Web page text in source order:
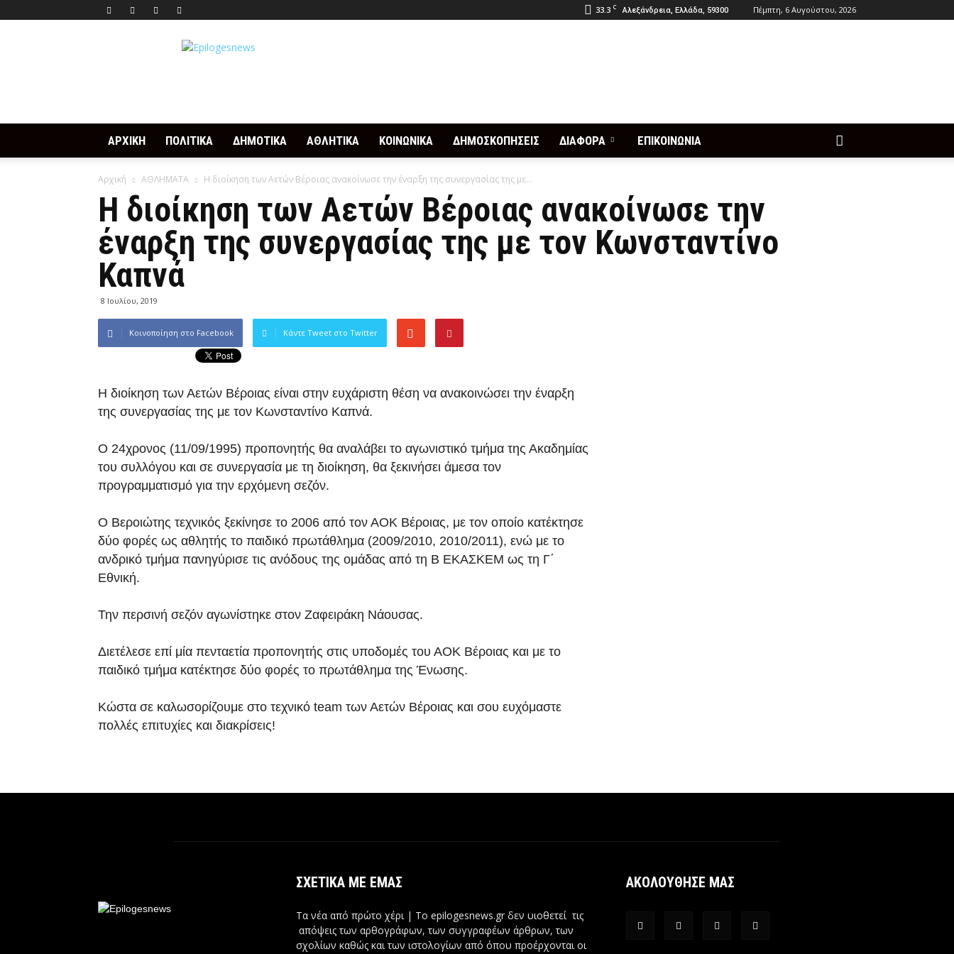
33.3 C Αλεξάνδρεια, Ελλάδα, 59300 Πέμπτη, 6 Αυγούστου, 2026
Epilogesnews
ΑΡΧΙΚΗ ΠΟΛΙΤΙΚΑ ΔΗΜΟΤΙΚΑ ΑΘΛΗΤΙΚΑ ΚΟΙΝΩΝΙΚΑ ΔΗΜΟΣΚΟΠΗΣΕΙΣ ΔΙΑΦΟΡΑ ΕΠΙΚΟΙΝΩΝΙΑ
Αρχική ΑΘΛΗΜΑΤΑ Η διοίκηση των Αετών Βέροιας ανακοίνωσε την έναρξη της συνεργασίας της με...
Η διοίκηση των Αετών Βέροιας ανακοίνωσε την
έναρξη της συνεργασίας της με τον Κωνσταντίνο
Καπνά
8 Ιουλίου, 2019
Κοινοποίηση στο Facebook Κάντε Tweet στο Twitter
Η διοίκηση των Αετών Βέροιας είναι στην ευχάριστη θέση να ανακοινώσει την έναρξη
της συνεργασίας της με τον Κωνσταντίνο Καπνά.
Ο 24χρονος (11/09/1995) προπονητής θα αναλάβει το αγωνιστικό τμήμα της Ακαδημίας
του συλλόγου και σε συνεργασία με τη διοίκηση, θα ξεκινήσει άμεσα τον
προγραμματισμό για την ερχόμενη σεζόν.
Ο Βεροιώτης τεχνικός ξεκίνησε το 2006 από τον ΑΟΚ Βέροιας, με τον οποίο κατέκτησε
δύο φορές ως αθλητής το παιδικό πρωτάθλημα (2009/2010, 2010/2011), ενώ με το
ανδρικό τμήμα πανηγύρισε τις ανόδους της ομάδας από τη Β ΕΚΑΣΚΕΜ ως τη Γ΄
Εθνική.
Την περσινή σεζόν αγωνίστηκε στον Ζαφειράκη Νάουσας.
Διετέλεσε επί μία πενταετία προπονητής στις υποδομές του ΑΟΚ Βέροιας και με το
παιδικό τμήμα κατέκτησε δύο φορές το πρωτάθλημα της Ένωσης.
Κώστα σε καλωσορίζουμε στο τεχνικό team των Αετών Βέροιας και σου ευχόμαστε
πολλές επιτυχίες και διακρίσεις!
ΣΧΕΤΙΚΆ ΜΕ ΕΜΆΣ
Τα νέα από πρώτο χέρι | Tο epilogesnews.gr δεν υιοθετεί τις
απόψεις των αρθογράφων, των συγγραφέων άρθρων, των
σχολίων καθώς και των ιστολογίων από όπου προέρχονται οι
ΑΚΟΛΟΥΘΗΣΕ ΜΑΣ